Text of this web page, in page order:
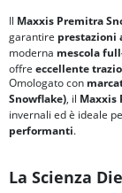
Il Maxxis Premitra
garantire prestazioni
moderna mescola
offre eccellente
Omologato con
Snowflake), il Maxxis
invernali ed è ideale
performanti.
La Scienza